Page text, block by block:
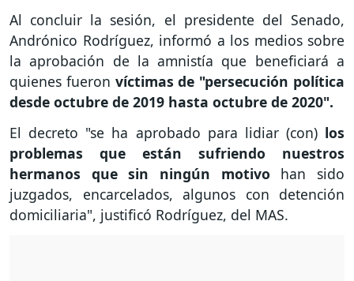
Al concluir la sesión, el presidente del Senado,
Andrónico Rodríguez, informó a los medios sobre
la aprobación de la amnistía que beneficiará a
quienes fueron víctimas de "persecución política
desde octubre de 2019 hasta octubre de 2020".
El decreto "se ha aprobado para lidiar (con) los
problemas que están sufriendo nuestros
hermanos que sin ningún motivo han sido
juzgados, encarcelados, algunos con detención
domiciliaria", justificó Rodríguez, del MAS.